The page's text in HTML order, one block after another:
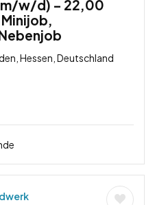
w/d) – 22,00
Hessen, Deutschland